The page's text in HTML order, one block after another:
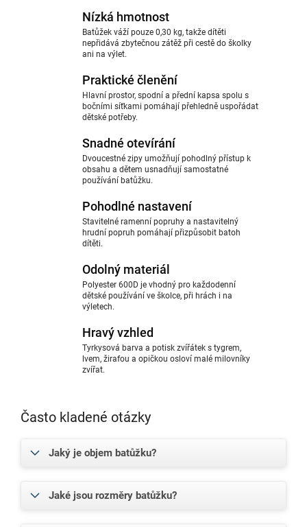
Nízká hmotnost
Batůžek váží pouze 0,30 kg, takže dítěti
nepřidává zbytečnou zátěž při cestě do školky
ani na výlet.
Praktické členění
Hlavní prostor, spodní a přední kapsa spolu s
bočními síťkami pomáhají přehledně uspořádat
dětské potřeby.
Snadné otevírání
Dvoucestné zipy umožňují pohodlný přístup k
obsahu a dětem usnadňují samostatné
používání batůžku.
Pohodlné nastavení
Stavitelné ramenní popruhy a nastavitelný
hrudní popruh pomáhají přizpůsobit batoh
dítěti.
Odolný materiál
Polyester 600D je vhodný pro každodenní
dětské používání ve školce, při hrách i na
výletech.
Hravý vzhled
Tyrkysová barva a potisk zvířátek s tygrem,
lvem, žirafou a opičkou osloví malé milovníky
zvířat.
Často kladené otázky
Jaký je objem batůžku?
Jaké jsou rozměry batůžku?